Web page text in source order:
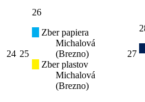
24 25
26
Zber papiera
Michalová
(Brezno)
Zber plastov
Michalová
(Brezno)
27